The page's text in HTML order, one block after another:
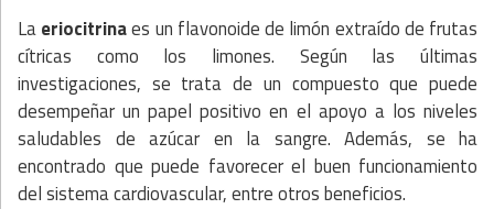
Laeriocitrinaes un flavonoide de limón extraído de frutas
cítricas como los limones. Según las últimas
investigaciones, se trata de un compuesto que puede
desempeñar un papel positivo en el apoyo a los niveles
saludables de azúcar en la sangre. Además, se ha
encontrado que puede favorecer el buen funcionamiento
del sistema cardiovascular, entre otros beneficios.